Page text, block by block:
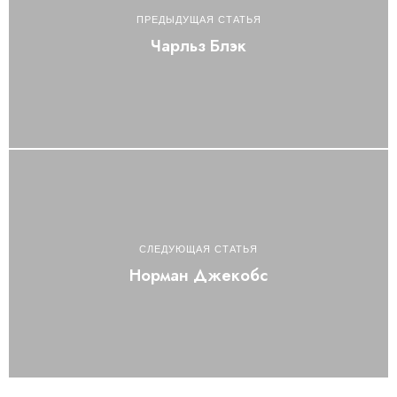
ПРЕДЫДУЩАЯ СТАТЬЯ
Чарльз Блэк
СЛЕДУЮЩАЯ СТАТЬЯ
Норман Джекобс